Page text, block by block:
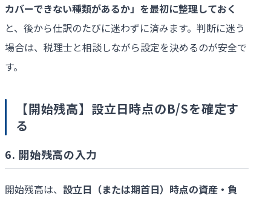
カバーできない種類があるか」を最初に整理しておく
と、後から仕訳のたびに迷わずに済みます。判断に迷う
場合は、税理士と相談しながら設定を決めるのが安全で
す。
【開始残高】設立日時点のB/Sを確定す
る
6. 開始残高の入力
開始残高は、 設立日（または期首日）時点の資産・負